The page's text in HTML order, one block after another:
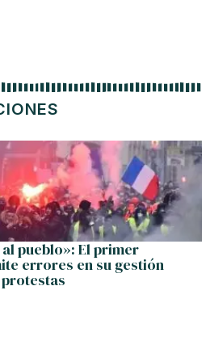
pueblo»: El primer
errores en su gestión